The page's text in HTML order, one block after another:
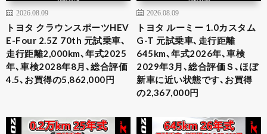
2026.08.09
トヨタ クラウンスポーツHEV
E-Four 2.5Z 70th 元試乗車､
走行距離2,000km､年式2025
年､車検2028年8月､総合評価
4.5､お買得の5,862,000円
2026.08.09
トヨタ ルーミー 1.0カスタム
G-T 元試乗車､走行距離
645km､年式2026年､車検
2029年3月､総合評価Ｓ､ほぼ
新車に近い状態です､お買得
の2,367,000円